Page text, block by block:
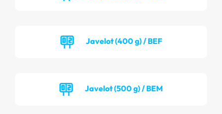
Javelot (400 g) / BEF
Javelot (500 g) / BEM